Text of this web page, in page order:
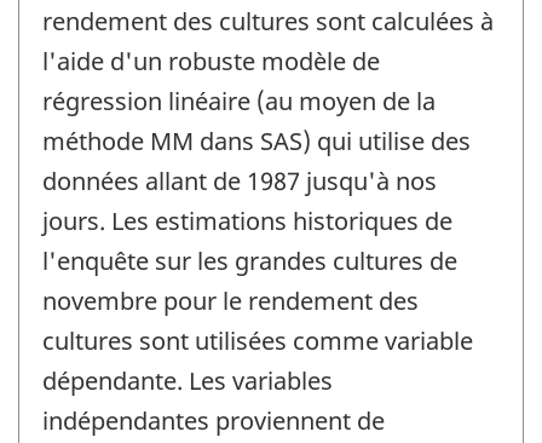
rendement des cultures sont calculées à
l'aide d'un robuste modèle de
régression linéaire (au moyen de la
méthode MM dans SAS) qui utilise des
données allant de 1987 jusqu'à nos
jours. Les estimations historiques de
l'enquête sur les grandes cultures de
novembre pour le rendement des
cultures sont utilisées comme variable
dépendante. Les variables
indépendantes proviennent de